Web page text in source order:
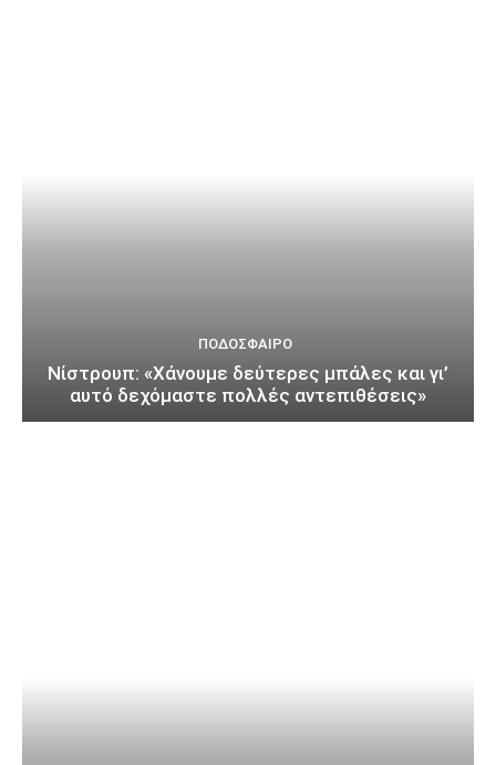
ΠΟΔΌΣΦΑΙΡΟ
Νίστρουπ: «Χάνουμε δεύτερες μπάλες και γι’
αυτό δεχόμαστε πολλές αντεπιθέσεις»